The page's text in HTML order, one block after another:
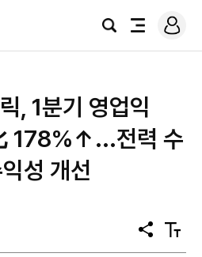
검
전
로
그
, 1분기 영업익
178%↑...전력 수
성 개선
공
유
텍
스